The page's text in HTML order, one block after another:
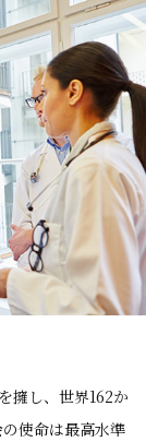
擁し、世界162か
使命は最高水準